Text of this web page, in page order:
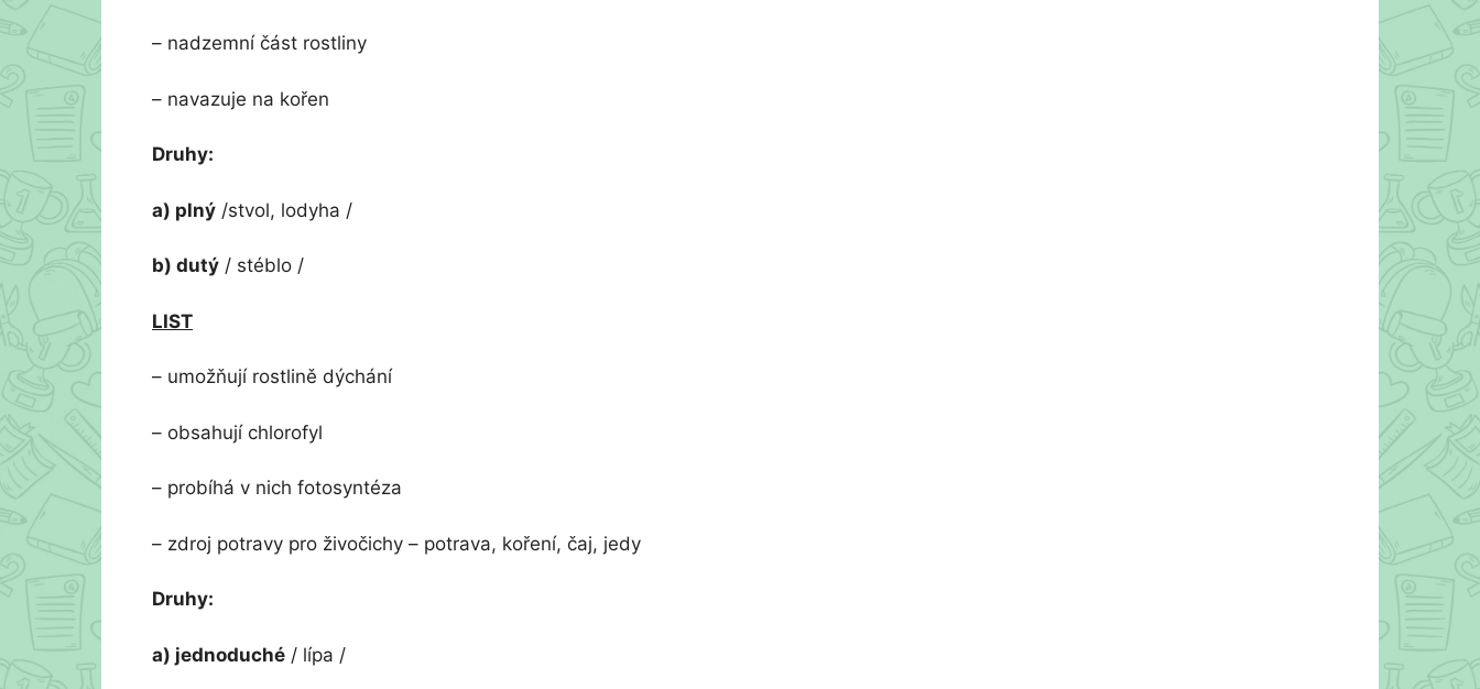
– nadzemní část rostliny
– navazuje na kořen
Druhy:
a) plný /stvol, lodyha /
b) dutý / stéblo /
LIST
– umožňují rostlině dýchání
– obsahují chlorofyl
– probíhá v nich fotosyntéza
– zdroj potravy pro živočichy – potrava, koření, čaj, jedy
Druhy:
a) jednoduché / lípa /